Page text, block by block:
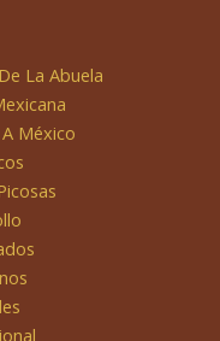
La Abuela
México